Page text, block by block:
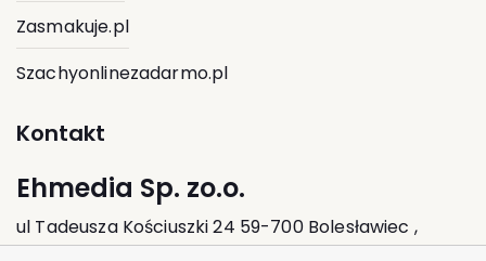
Zasmakuje.pl
Szachyonlinezadarmo.pl
Kontakt
Ehmedia Sp. zo.o.
ul Tadeusza Kościuszki 24 59-700 Bolesławiec ,